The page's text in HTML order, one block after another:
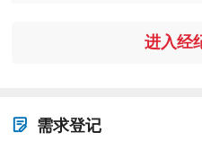
进入经
需求登记